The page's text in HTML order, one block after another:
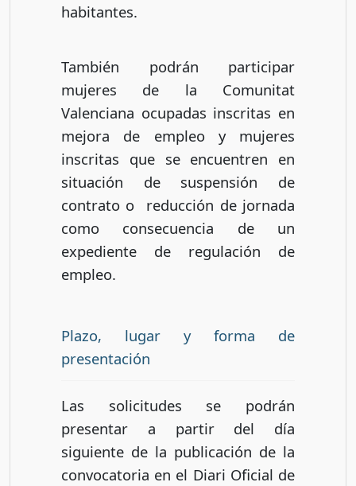
habitantes.
También podrán participar
mujeres de la Comunitat
Valenciana ocupadas inscritas en
mejora de empleo y mujeres
inscritas que se encuentren en
situación de suspensión de
contrato o reducción de jornada
como consecuencia de un
expediente de regulación de
empleo.
Plazo, lugar y forma de
presentación
Las solicitudes se podrán
presentar a partir del día
siguiente de la publicación de la
convocatoria en el Diari Oficial de